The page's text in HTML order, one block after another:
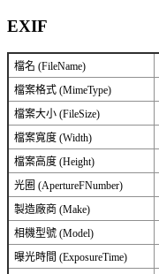
EXIF
檔名 (FileName)
檔案格式 (MimeType)
檔案大小 (FileSize)
檔案寬度 (Width)
檔案高度 (Height)
光圈 (ApertureFNumber)
製造廠商 (Make)
相機型號 (Model)
曝光時間 (ExposureTime)